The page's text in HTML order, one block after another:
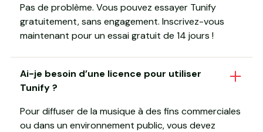
Pas de problème. Vous pouvez essayer Tunify
gratuitement, sans engagement. Inscrivez-vous
maintenant pour un essai gratuit de 14 jours !
Ai-je besoin d’une licence pour utiliser
Tunify ?
Pour diffuser de la musique à des fins commerciales
ou dans un environnement public, vous devez